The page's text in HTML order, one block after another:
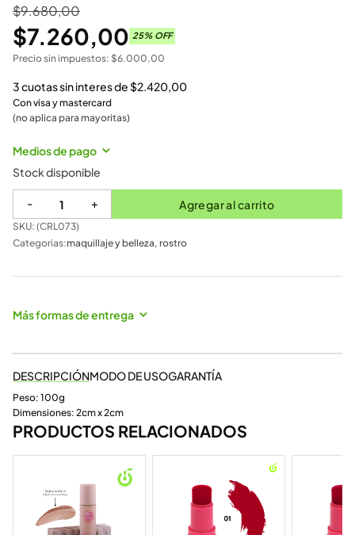
$9.680,00
$7.260,00 25% OFF
Precio sin impuestos: $6.000,00
3 cuotas sin interes de$2.420,00
Con visa y mastercard
(no aplica para mayoritas)
Medios de pago
Stock disponible
- + Agregar al carrito
SKU: (CRL073)
Categorias:maquillaje y belleza, rostro
Más formas de entrega
DESCRIPCIÓNMODO DE USOGARANTÍA
Peso: 100g
Dimensiones: 2cm x 2cm
PRODUCTOS RELACIONADOS